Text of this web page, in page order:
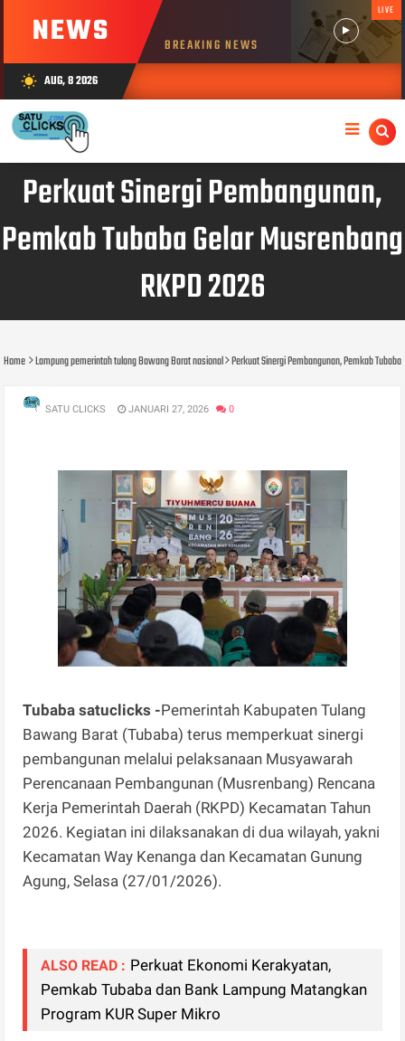
NEWS BREAKING NEWS
LIVE
wb_sunny AUG, 8 2026
Perkuat Sinergi Pembangunan,
Pemkab Tubaba Gelar Musrenbang
RKPD 2026
Home Lampung pemerintah tulang Bawang Barat nasional Perkuat Sinergi Pembangunan, Pemkab
SATU CLICKS JANUARI 27, 2026 0
Tubaba satuclicks -Pemerintah Kabupaten Tulang
Bawang Barat (Tubaba) terus memperkuat sinergi
pembangunan melalui pelaksanaan Musyawarah
Perencanaan Pembangunan (Musrenbang) Rencana
Kerja Pemerintah Daerah (RKPD) Kecamatan Tahun
2026. Kegiatan ini dilaksanakan di dua wilayah, yakni
Kecamatan Way Kenanga dan Kecamatan Gunung
Agung, Selasa (27/01/2026).
ALSO READ : Perkuat Ekonomi Kerakyatan,
Pemkab Tubaba dan Bank Lampung Matangkan
Program KUR Super Mikro